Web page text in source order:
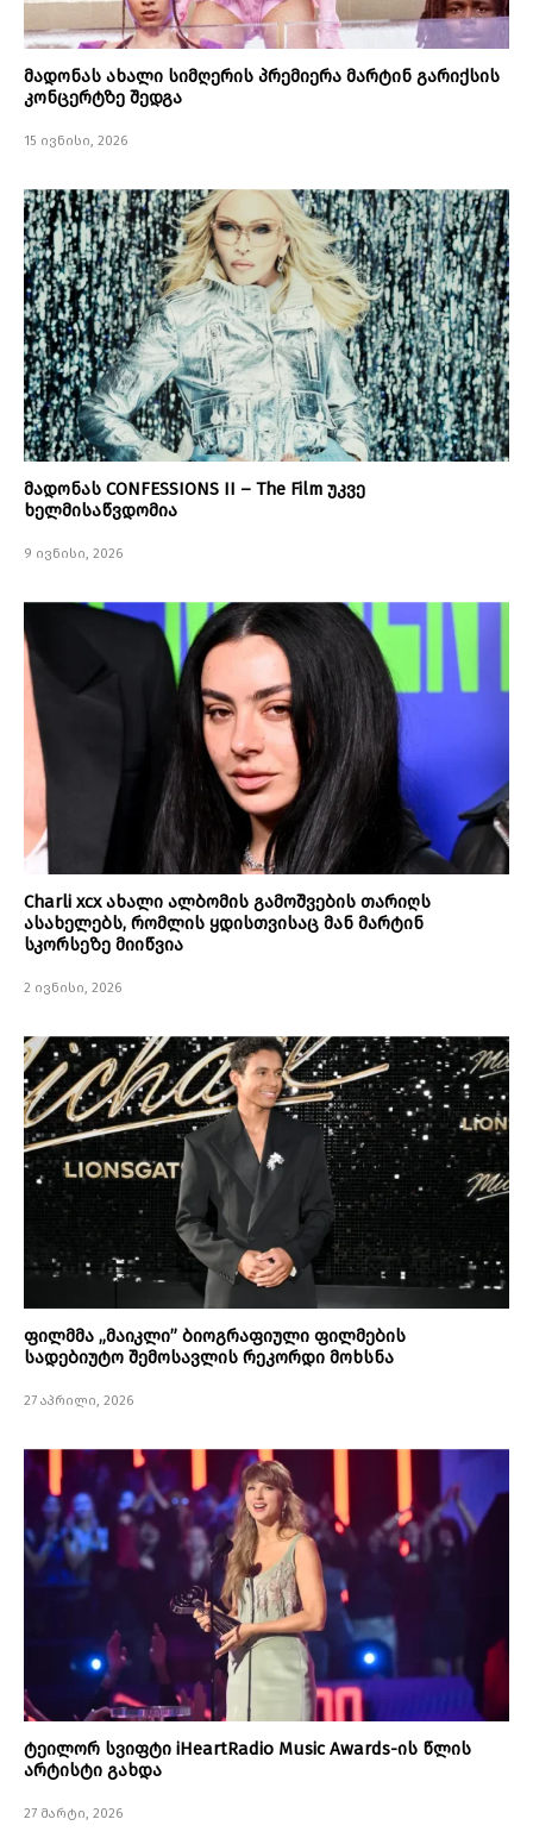
მადონას ახალი სიმღერის პრემიერა მარტინ გარიქსის
კონცერტზე შედგა
15 ივნისი, 2026
მადონას CONFESSIONS II – The Film უკვე
ხელმისაწვდომია
9 ივნისი, 2026
Charli xcx ახალი ალბომის გამოშვების თარიღს
ასახელებს, რომლის ყდისთვისაც მან მარტინ
სკორსეზე მიიწვია
2 ივნისი, 2026
ფილმმა „მაიკლი” ბიოგრაფიული ფილმების
სადებიუტო შემოსავლის რეკორდი მოხსნა
27 აპრილი, 2026
ტეილორ სვიფტი iHeartRadio Music Awards-ის წლის
არტისტი გახდა
27 მარტი, 2026